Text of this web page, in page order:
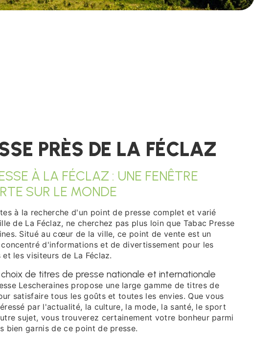
PRÈS DE LA FÉCLAZ
À LA FÉCLAZ : UNE FENÊTRE
SUR LE MONDE
à la recherche d'un point de presse complet et varié
de La Féclaz, ne cherchez pas plus loin que Tabac Presse
Situé au cœur de la ville, ce point de vente est un
d'informations et de divertissement pour les
et les visiteurs de La Féclaz.
choix de titres de presse nationale et internationale
Lescheraines propose une large gamme de titres de
satisfaire tous les goûts et toutes les envies. Que vous
par l'actualité, la culture, la mode, la santé, le sport
sujet, vous trouverez certainement votre bonheur parmi
bien garnis de ce point de presse.